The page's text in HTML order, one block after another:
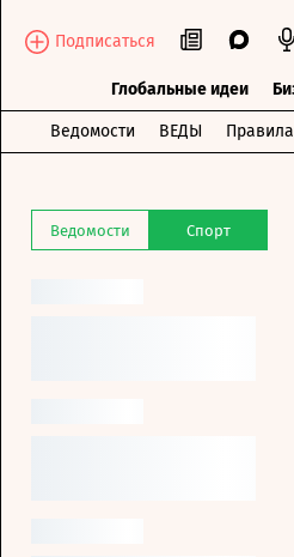
Подписаться
Глобальные идеи
Ведомости ВЕДЫ
Ведомости Спорт